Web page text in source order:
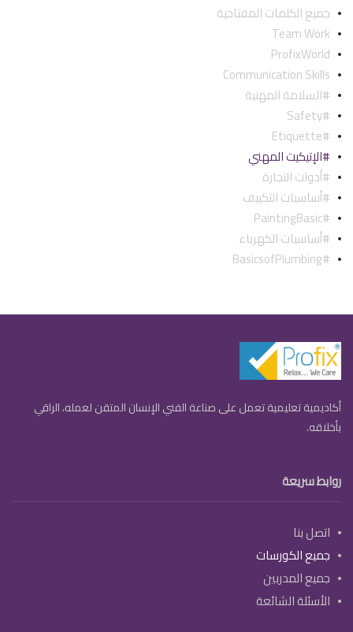
جميع الكلمات المفتاحية
Team Work
ProfixWorld
Communication Skills
#السلامة المهنية
#safety
#etiquette
#الإتيكيت المهني
#أدوات النجارة
#أساسيات التكييف
#PaintingBasic
#أساسيات الكهرباء
#BasicsofPlumbing
أكاديمية تعليمية تعمل على صناعة الفني الإنسان المتقن لعمله، الراقي
بأخلاقه.
روابط سريعة
اتصل بنا
جميع الكورسات
جميع المدربين
الأسئلة الشائعة